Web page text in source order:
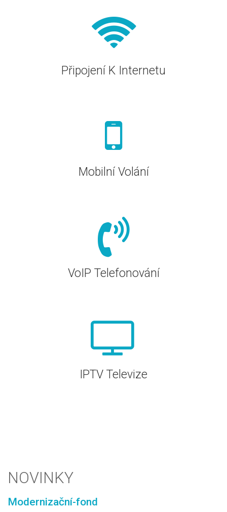
Připojení K Internetu
Mobilní Volání
VoIP Telefonování
IPTV Televize
NOVINKY
Modernizační-fond